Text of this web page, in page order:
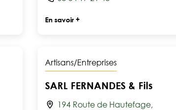
En savoir +
Artisans/Entreprises
SARL FERNANDES & Fils
194 Route de Hautefage,